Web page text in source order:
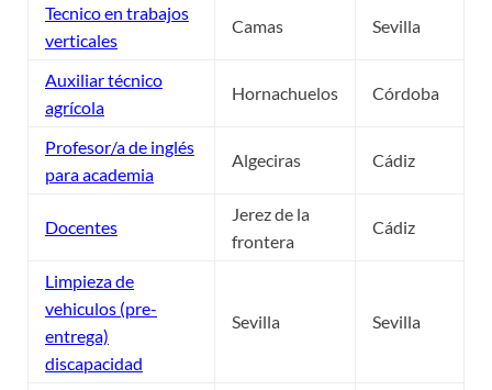
Tecnico en trabajos
verticales
Camas Sevilla
Auxiliar técnico
agrícola
Hornachuelos Córdoba
Profesor/a de inglés
para academia
Algeciras Cádiz
Docentes
Jerez de la
frontera
Cádiz
Limpieza de
vehiculos (pre-
entrega)
discapacidad
Sevilla Sevilla